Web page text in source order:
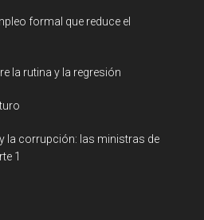
formal que reduce el
la rutina y la regresión
la corrupción: las ministras de
1